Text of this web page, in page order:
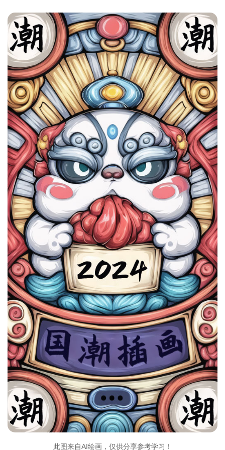
此图来自AI绘画，仅供分享参考学习！